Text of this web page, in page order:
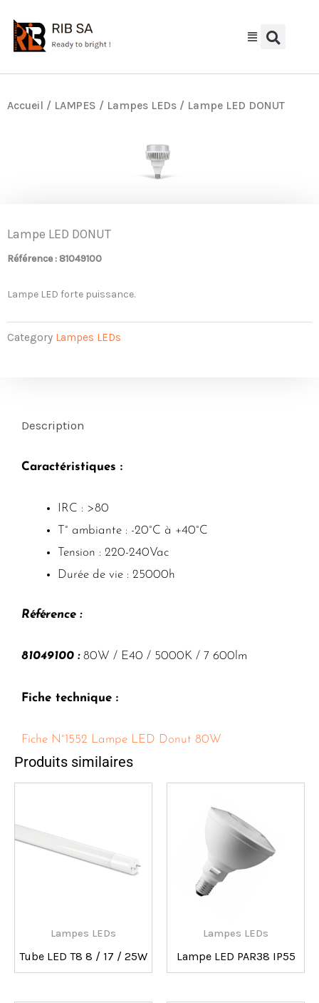
contenu
Accueil / LAMPES / Lampes LEDs / Lampe LED DONUT
Lampe LED DONUT
Référence : 81049100
Lampe LED forte puissance.
Category Lampes LEDs
Description
Caractéristiques :
IRC : >80
T° ambiante : -20°C à +40°C
Tension : 220-240Vac
Durée de vie : 25000h
Référence :
81049100 :80W / E40 / 5000K / 7 600lm
Fiche technique :
Fiche N°1552 Lampe LED Donut 80W
Produits similaires
Lampes LEDs
Tube LED T8 8 / 17 / 25W
Lampes LEDs
Lampe LED PAR38 IP55